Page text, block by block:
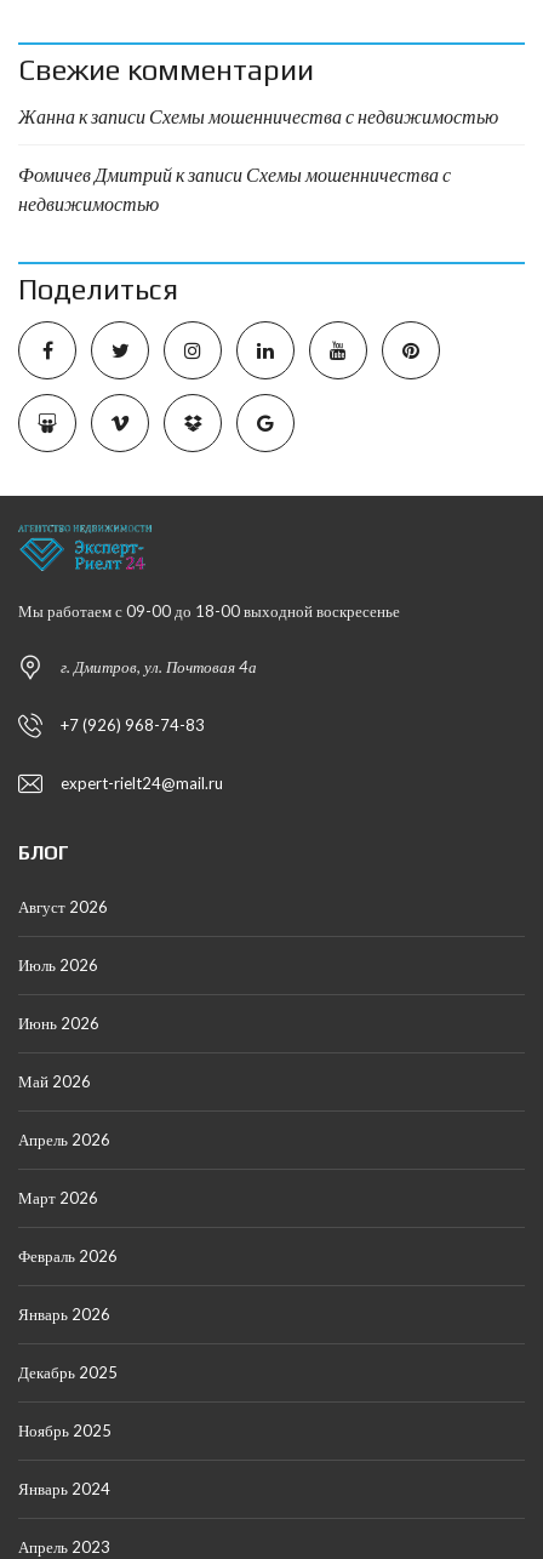
Свежие комментарии
Жаннак записи Схемы мошенничества с недвижимостью
Фомичев Дмитрийк записи Схемы мошенничества с
недвижимостью
Поделиться
Мы работаем с 09-00 до 18-00 выходной воскресенье
г. Дмитров, ул. Почтовая 4а
+7 (926) 968-74-83
expert-rielt24@mail.ru
БЛОГ
Август 2026
Июль 2026
Июнь 2026
Май 2026
Апрель 2026
Март 2026
Февраль 2026
Январь 2026
Декабрь 2025
Ноябрь 2025
Январь 2024
Апрель 2023